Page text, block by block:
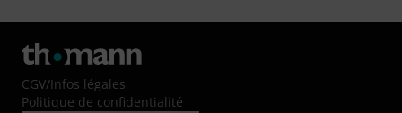
CGV/Infos légales
Politique de confidentialité